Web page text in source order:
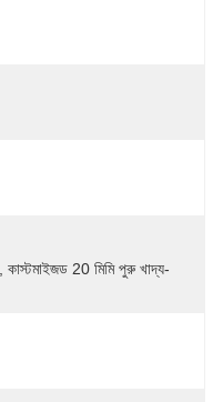
কাস্টমাইজড 20 মিমি পুরু খাদ্য-